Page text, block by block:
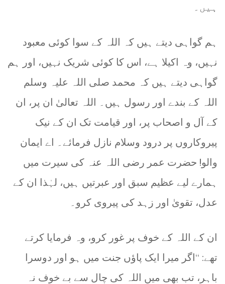
ہیں۔
ہم گواہی دیتے ہیں کہ اللہ کے سوا کوئی معبود
نہیں، وہ اکیلا ہے، اس کا کوئی شریک نہیں، اور ہم
گواہی دیتے ہیں کہ محمد صلی اللہ علیہ وسلم
اللہ کے بندے اور رسول ہیں۔ اللہ تعالیٰ ان پر، ان
کے آل و اصحاب پر، اور قیامت تک ان کے نیک
پیروکاروں پر درود وسلام نازل فرمائے۔ اے ایمان
والو! حضرت عمر رضی اللہ عنہ کی سیرت میں
ہمارے لیے عظیم سبق اور عبرتیں ہیں، لہٰذا ان کے
عدل، تقویٰ اور زہد کی پیروی کرو۔
ان کے اللہ کے خوف پر غور کرو، وہ فرمایا کرتے
تھے: “اگر میرا ایک پاؤں جنت میں ہو اور دوسرا
باہر، تب بھی میں اللہ کی چال سے بے خوف نہ